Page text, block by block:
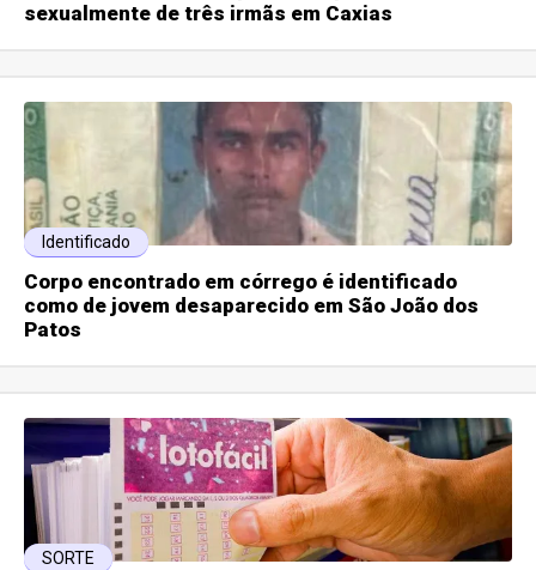
sexualmente de três irmãs em Caxias
Identificado
Corpo encontrado em córrego é identificado
como de jovem desaparecido em São João dos
Patos
SORTE